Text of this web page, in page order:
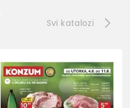
Svi katalozi